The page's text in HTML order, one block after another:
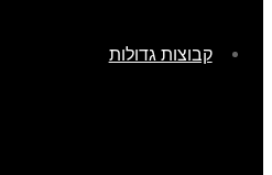
קבוצות גדולות